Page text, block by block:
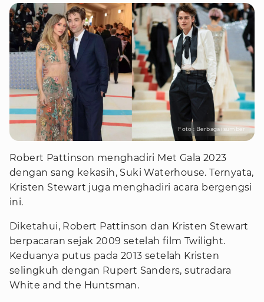
Foto : Berbagai sumber
Robert Pattinson menghadiri Met Gala 2023
dengan sang kekasih, Suki Waterhouse. Ternyata,
Kristen Stewart juga menghadiri acara bergengsi
ini.
Diketahui, Robert Pattinson dan Kristen Stewart
berpacaran sejak 2009 setelah film Twilight.
Keduanya putus pada 2013 setelah Kristen
selingkuh dengan Rupert Sanders, sutradara
White and the Huntsman.